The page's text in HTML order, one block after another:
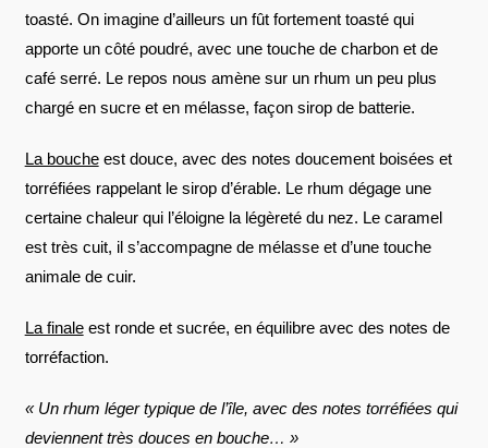
toasté. On imagine d’ailleurs un fût fortement toasté qui
apporte un côté poudré, avec une touche de charbon et de
café serré. Le repos nous amène sur un rhum un peu plus
chargé en sucre et en mélasse, façon sirop de batterie.
La boucheest douce, avec des notes doucement boisées et
torréfiées rappelant le sirop d’érable. Le rhum dégage une
certaine chaleur qui l’éloigne la légèreté du nez. Le caramel
est très cuit, il s’accompagne de mélasse et d’une touche
animale de cuir.
La finaleest ronde et sucrée, en équilibre avec des notes de
torréfaction.
« Un rhum léger typique de l’île, avec des notes torréfiées qui
deviennent très douces en bouche… »